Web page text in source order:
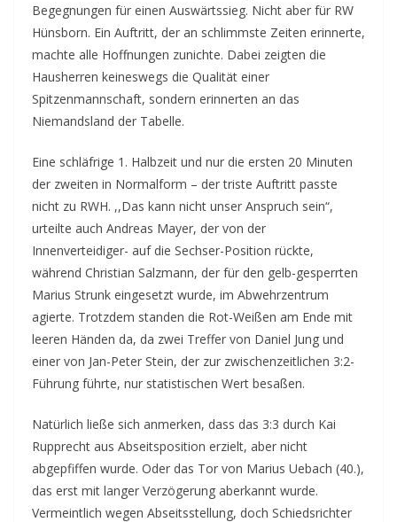
Begegnungen für einen Auswärtssieg. Nicht aber für RW
Hünsborn. Ein Auftritt, der an schlimmste Zeiten erinnerte,
machte alle Hoffnungen zunichte. Dabei zeigten die
Hausherren keineswegs die Qualität einer
Spitzenmannschaft, sondern erinnerten an das
Niemandsland der Tabelle.
Eine schläfrige 1. Halbzeit und nur die ersten 20 Minuten
der zweiten in Normalform – der triste Auftritt passte
nicht zu RWH. ,,Das kann nicht unser Anspruch sein“,
urteilte auch Andreas Mayer, der von der
Innenverteidiger- auf die Sechser-Position rückte,
während Christian Salzmann, der für den gelb-gesperrten
Marius Strunk eingesetzt wurde, im Abwehrzentrum
agierte. Trotzdem standen die Rot-Weißen am Ende mit
leeren Händen da, da zwei Treffer von Daniel Jung und
einer von Jan-Peter Stein, der zur zwischenzeitlichen 3:2-
Führung führte, nur statistischen Wert besaßen.
Natürlich ließe sich anmerken, dass das 3:3 durch Kai
Rupprecht aus Abseitsposition erzielt, aber nicht
abgepfiffen wurde. Oder das Tor von Marius Uebach (40.),
das erst mit langer Verzögerung aberkannt wurde.
Vermeintlich wegen Abseitsstellung, doch Schiedsrichter